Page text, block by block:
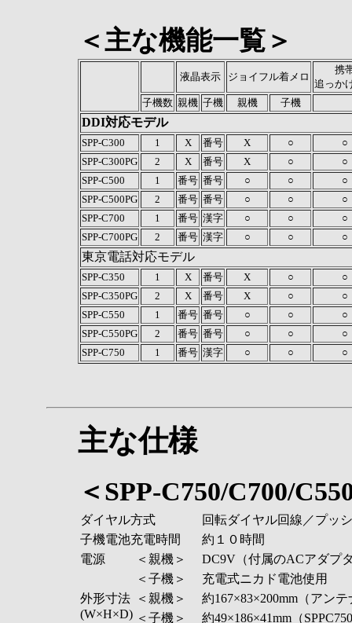
＜主な機能一覧＞
液晶表示 ジョイフル着メロ
携
追っか
子機数 親機 子機 親機 子機
DDI対応モデル
SPP-C300 1 X 番号 X ○
○
SPP-C300PG
2 X 番号 X ○
○
SPP-C500
1 番号 番号 ○ ○
○
SPP-C500PG
2 番号 番号 ○ ○
○
SPP-C700
1 番号 漢字 ○ ○
○
SPP-C700PG
2 番号 漢字 ○ ○ ○
東京電話対応モデル
SPP-C350 1 X 番号 X ○
○
SPP-C350PG
2 X 番号 X ○
○
SPP-C550
1 番号 番号 ○ ○
○
SPP-C550PG
2 番号 番号 ○ ○
○
SPP-C750
1 番号 漢字 ○ ○ ○
主な仕様
＜SPP-C750/C700/
ダイヤル方式
回転ダイヤル回線／プッ
子機電池充電時間
約１０時間
電源
＜親機＞
DC9V（付属のACアダプ
＜子機＞
充電式ニカド電池使用
外形寸法
(W×H×D)
＜親機＞
約167×83×200mm（アン
＜子機＞
約49×186×41mm（